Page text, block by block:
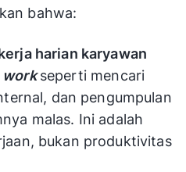
bahwa:
harian karyawan
seperti mencari
dan pengumpulan
malas. Ini adalah
bukan produktivitas